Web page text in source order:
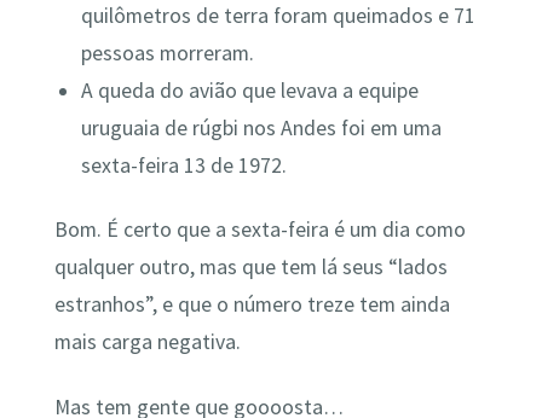
quilômetros de terra foram queimados e 71
pessoas morreram.
A queda do avião que levava a equipe
uruguaia de rúgbi nos Andes foi em uma
sexta-feira 13 de 1972.
Bom. É certo que a sexta-feira é um dia como
qualquer outro, mas que tem lá seus “lados
estranhos”, e que o número treze tem ainda
mais carga negativa.
Mas tem gente que goooosta…